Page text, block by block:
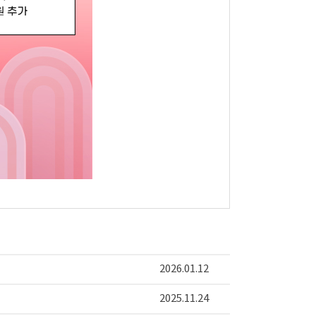
2026.01.12
2025.11.24